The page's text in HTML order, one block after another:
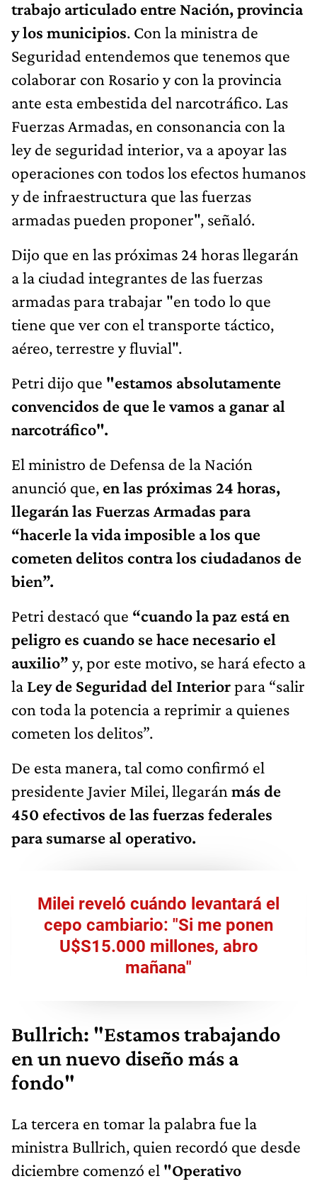
trabajo articulado entre Nación, provincia
y los municipios. Con la ministra de
Seguridad entendemos que tenemos que
colaborar con Rosario y con la provincia
ante esta embestida del narcotráfico. Las
Fuerzas Armadas, en consonancia con la
ley de seguridad interior, va a apoyar las
operaciones con todos los efectos humanos
y de infraestructura que las fuerzas
armadas pueden proponer", señaló.
Dijo que en las próximas 24 horas llegarán
a la ciudad integrantes de las fuerzas
armadas para trabajar "en todo lo que
tiene que ver con el transporte táctico,
aéreo, terrestre y fluvial".
Petri dijo que "estamos absolutamente
convencidos de que le vamos a ganar al
narcotráfico".
El ministro de Defensa de la Nación
anunció que, en las próximas 24 horas,
llegarán las Fuerzas Armadas para
“hacerle la vida imposible a los que
cometen delitos contra los ciudadanos de
bien”.
Petri destacó que “cuando la paz está en
peligro es cuando se hace necesario el
auxilio” y, por este motivo, se hará efecto a
la Ley de Seguridad del Interiorpara “salir
con toda la potencia a reprimir a quienes
cometen los delitos”.
De esta manera, tal como confirmó el
presidente Javier Milei, llegarán más de
450 efectivos de las fuerzas federales
para sumarse al operativo.
Milei reveló cuándo levantará el
cepo cambiario: "Si me ponen
U$S15.000 millones, abro
mañana"
Bullrich: "Estamos trabajando
en un nuevo diseño más a
fondo"
La tercera en tomar la palabra fue la
ministra Bullrich, quien recordó que desde
diciembre comenzó el "Operativo